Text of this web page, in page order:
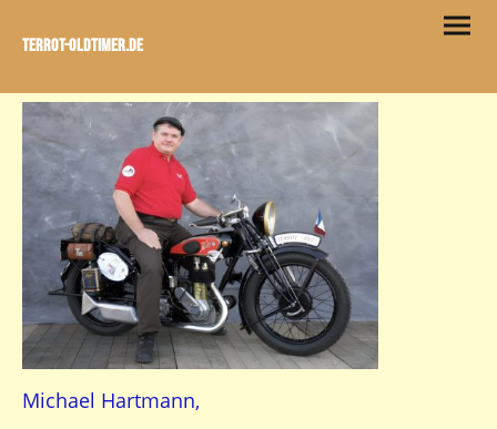
Terrot-Oldtimer.de
Michael Hartmann,